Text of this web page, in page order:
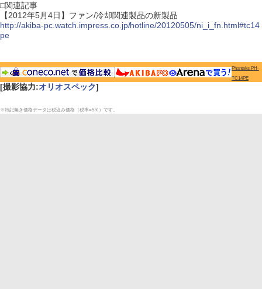
□関連記事
【2012年5月4日】ファン/冷却関連製品の新製品
http://akiba-pc.watch.impress.co.jp/hotline/20120505/ni_i_fn.html#tc14
pe
Phanteks PH-
TC14PE
[撮影協力:オリオスペック]
※特記無き価格データは税込み価格（税率=5％）です。